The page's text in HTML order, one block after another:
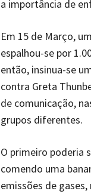
a importância de
Em 15 de Março,
espalhou-se por
então, insinua-se
contra Greta
de comunicação,
grupos diferentes.
O primeiro poderia
comendo uma
emissões de